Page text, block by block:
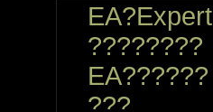
????????
EA??????
???